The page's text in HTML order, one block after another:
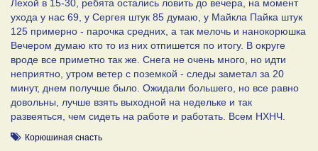
Лехой в 15-30, ребята остались ловить до вечера, на момент
ухода у нас 69, у Сергея штук 85 думаю, у Майкла Пайка штук
125 примерно - парочка средних, а так мелочь и нанокорюшка
Вечером думаю кто то из них отпишется по итогу. В округе
вроде все приметно так же. Снега не очень много, но идти
неприятно, утром ветер с поземкой - следы заметал за 20
минут, днем получше было. Ожидали большего, но все равно
довольны, лучше взять выходной на недельке и так
развеяться, чем сидеть на работе и работать. Всем НХНЧ.
Корюшиная снасть